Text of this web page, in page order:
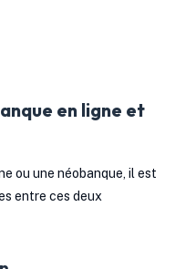
en ligne et
ou une néobanque, il est
entre ces deux